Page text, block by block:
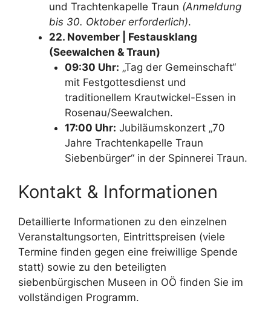
und Trachtenkapelle Traun (Anmeldung
bis 30. Oktober erforderlich).
22. November | Festausklang
(Seewalchen & Traun)
09:30 Uhr: „Tag der Gemeinschaft“
mit Festgottesdienst und
traditionellem Krautwickel-Essen in
Rosenau/Seewalchen.
17:00 Uhr: Jubiläumskonzert „70
Jahre Trachtenkapelle Traun
Siebenbürger“ in der Spinnerei Traun.
Kontakt & Informationen
Detaillierte Informationen zu den einzelnen
Veranstaltungsorten, Eintrittspreisen (viele
Termine finden gegen eine freiwillige Spende
statt) sowie zu den beteiligten
siebenbürgischen Museen in OÖ finden Sie im
vollständigen Programm.